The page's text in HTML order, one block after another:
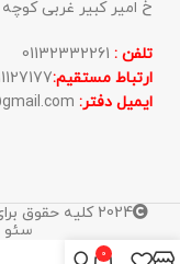
خ امیر کبیر غربی کوچه مهتاب 20 ،
تلفن :
ارتباط مستقیم:
ایمیل دفتر:
2024 کلیه
سئو
0